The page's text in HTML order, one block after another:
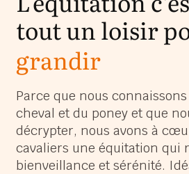
tout un loisir
grandir
s’épanouir
s’amuser
grandir
Parce que nous
cheval et du poney et que
décrypter, nous avons à
cavaliers une équitation qui
bienveillance et sérénité.